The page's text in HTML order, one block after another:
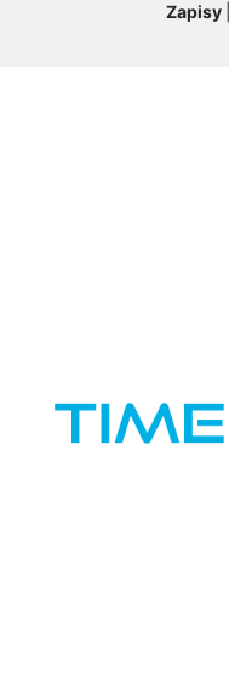
Zapisy